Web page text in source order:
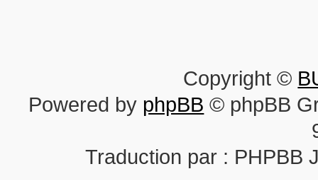
Copyright ©
Powered by phpBB © phpBB
Traduction par : PHPBB